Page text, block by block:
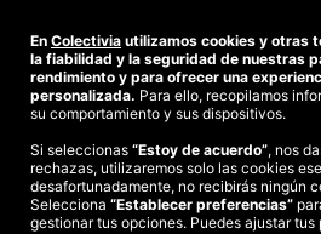
Ver todas las opiniones
©2026
Términos y condiciones|Política de
En Colectivia utilizamos cookies y otras
la fiabilidad y la seguridad de nuestras
rendimiento y para ofrecer una
personalizada. Para ello, recopilamos
su comportamiento y sus dispositivos.
Si seleccionas “Estoy de acuerdo”, nos
rechazas, utilizaremos solo las cookies
desafortunadamente, no recibirás ningún
Selecciona “Establecer preferencias”
gestionar tus opciones. Puedes ajustar